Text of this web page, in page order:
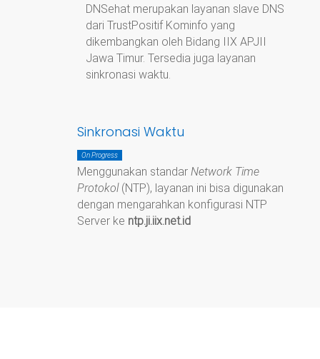
DNSehat merupakan layanan slave DNS
dari TrustPositif Kominfo yang
dikembangkan oleh Bidang IIX APJII
Jawa Timur. Tersedia juga layanan
sinkronasi waktu.
Sinkronasi Waktu
On Progress
Menggunakan standar Network Time
Protokol(NTP), layanan ini bisa digunakan
dengan mengarahkan konfigurasi NTP
Server ke ntp.ji.iix.net.id